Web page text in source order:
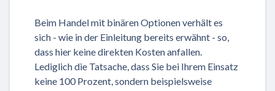
Beim Handel mit binären Optionen verhält es
sich - wie in der Einleitung bereits erwähnt - so,
dass hier keine direkten Kosten anfallen.
Lediglich die Tatsache, dass Sie bei Ihrem Einsatz
keine 100 Prozent, sondern beispielsweise